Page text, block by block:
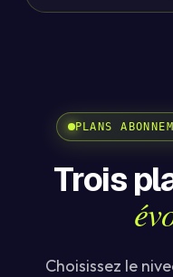
PLANS
Trois
Choisissez le